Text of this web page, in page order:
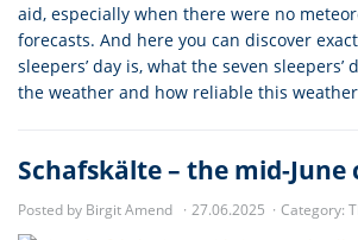
aid, especially when there were no
forecasts. And here you can discover
sleepers’ day is, what the seven sleepers’
the weather and how reliable this
Schafskälte – the mid-June
Posted by Birgit Amend 27.06.2025 Category: